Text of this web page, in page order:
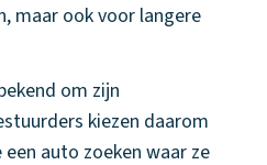
maar ook voor langere
om zijn
kiezen daarom
auto zoeken waar ze